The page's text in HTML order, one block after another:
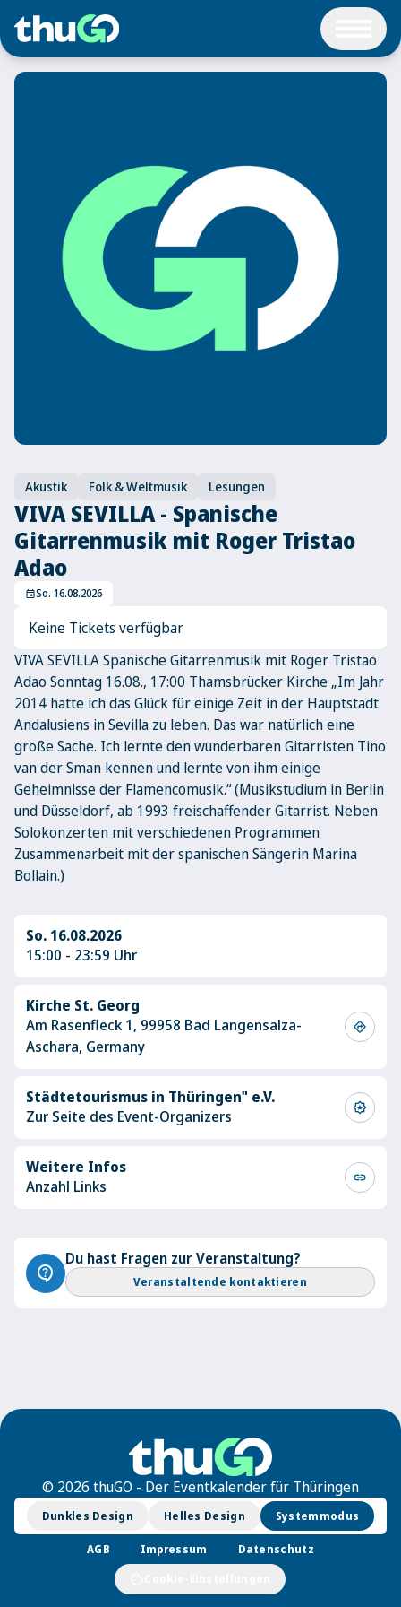
Akustik Folk & Weltmusik Lesungen
VIVA SEVILLA - Spanische
Gitarrenmusik mit Roger Tristao
Adao
eventSo. 16.08.2026
Keine Tickets verfügbar
VIVA SEVILLA Spanische Gitarrenmusik mit Roger Tristao
Adao Sonntag 16.08., 17:00 Thamsbrücker Kirche „Im Jahr
2014 hatte ich das Glück für einige Zeit in der Hauptstadt
Andalusiens in Sevilla zu leben. Das war natürlich eine
große Sache. Ich lernte den wunderbaren Gitarristen Tino
van der Sman kennen und lernte von ihm einige
Geheimnisse der Flamencomusik.“ (Musikstudium in Berlin
und Düsseldorf, ab 1993 freischaffender Gitarrist. Neben
Solokonzerten mit verschiedenen Programmen
Zusammenarbeit mit der spanischen Sängerin Marina
Bollain.)
So. 16.08.2026
15:00 - 23:59 Uhr
Kirche St. Georg
Am Rasenfleck 1, 99958 Bad Langensalza-
Aschara, Germany
directions
Städtetourismus in Thüringen" e.V.
Zur Seite des Event-Organizers
award_star
Weitere Infos
Anzahl Links
link
contact_support
Du hast Fragen zur Veranstaltung?
Veranstaltende kontaktieren
© 2026 thuGO - Der Eventkalender für Thüringen
Dunkles Design Helles Design Systemmodus
AGB Impressum Datenschutz